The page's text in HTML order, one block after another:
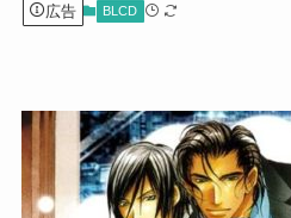
広告 BLCD